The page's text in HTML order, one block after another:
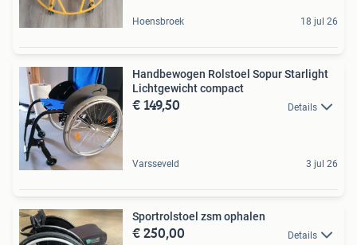
Hoensbroek 18 jul 26
Handbewogen Rolstoel Sopur Starlight
Lichtgewicht compact
€ 149,50 Details
Varsseveld 3 jul 26
Sportrolstoel zsm ophalen
€ 250,00 Details